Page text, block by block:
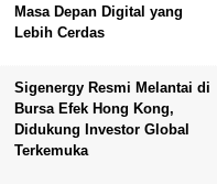
Masa Depan Digital yang
Lebih Cerdas
Sigenergy Resmi Melantai di
Bursa Efek Hong Kong,
Didukung Investor Global
Terkemuka